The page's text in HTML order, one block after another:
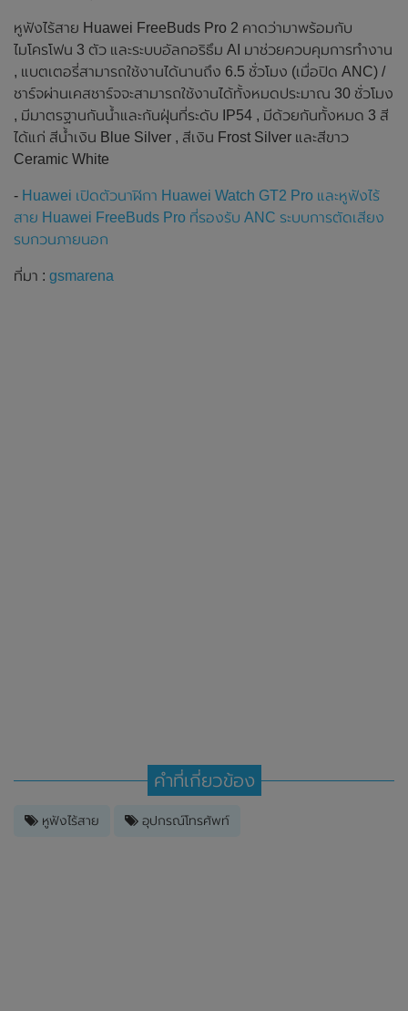
หูฟังไร้สาย Huawei FreeBuds Pro 2 คาดว่ามาพร้อมกับ
ไมโครโฟน 3 ตัว และระบบอัลกอริธึม AI มาช่วยควบคุมการทำงาน
, แบตเตอรี่สามารถใช้งานได้นานถึง 6.5 ชั่วโมง (เมื่อปิด ANC) /
ชาร์จผ่านเคสชาร์จจะสามารถใช้งานได้ทั้งหมดประมาณ 30 ชั่วโมง
, มีมาตรฐานกันน้ำและกันฝุ่นที่ระดับ IP54 , มีด้วยกันทั้งหมด 3 สี
ได้แก่ สีน้ำเงิน Blue Silver , สีเงิน Frost Silver และสีขาว
Ceramic White
- Huawei เปิดตัวนาฬิกา Huawei Watch GT2 Pro และหูฟังไร้
สาย Huawei FreeBuds Pro ที่รองรับ ANC ระบบการตัดเสียง
รบกวนภายนอก
ที่มา : gsmarena
คำที่เกี่ยวข้อง
หูฟังไร้สาย อุปกรณ์โทรศัพท์